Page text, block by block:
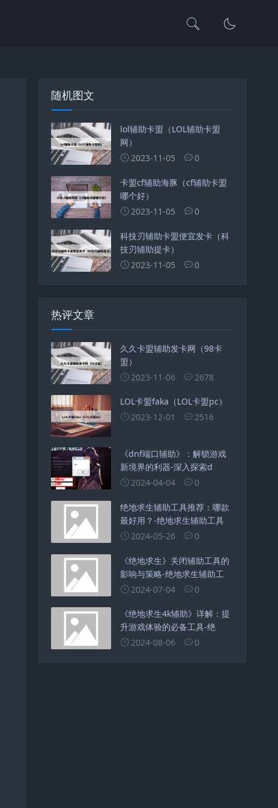
随机图文
lol辅助卡盟（LOL辅助卡盟
网）
2023-11-05
0
卡盟cf辅助海豚（cf辅助卡盟
哪个好）
2023-11-05
0
科技刃辅助卡盟便宜发卡（科
技刃辅助提卡）
2023-11-05
0
热评文章
久久卡盟辅助发卡网（98卡
盟）
2023-11-06
2678
LOL卡盟faka（LOL卡盟pc）
2023-12-01
2516
《dnf端口辅助》：解锁游戏
新境界的利器-深入探索d
2024-04-04
0
绝地求生辅助工具推荐：哪款
最好用？-绝地求生辅助工具
2024-05-26
0
《绝地求生》关闭辅助工具的
影响与策略-绝地求生辅助工
2024-07-04
0
《绝地求生4k辅助》详解：提
升游戏体验的必备工具-绝
2024-08-06
0